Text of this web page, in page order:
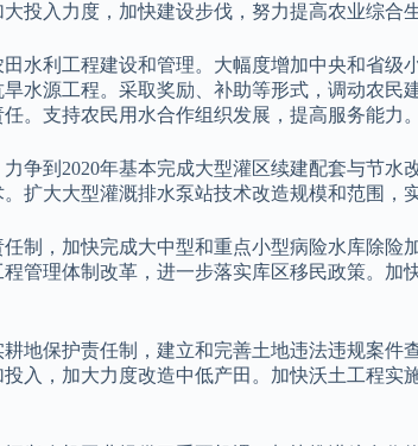
入力度，加快建设步伐，努力提高农业综合
水利工程建设和管理。大幅度增加中央和省
水源工程。采取奖励、补助等形式，调动农
。支持农民用水合作组织发展，提高服务能力。
争到2020年基本完成大型灌区续建配套与节
大大型灌溉排水泵站技术改造规模和范围，
制，加快完成大中型和重点小型病险水库除
管理体制改革，进一步落实库区移民政策。
地保护责任制，建立和完善土地违法违规案
入，加大力度改造中低产田。加快沃土工程